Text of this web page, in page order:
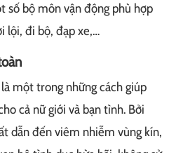
số bộ môn vận động phù hợp
lội, đi bộ, đạp xe,…
một trong những cách giúp
cả nữ giới và bạn tình. Bởi
dẫn đến viêm nhiễm vùng kín,